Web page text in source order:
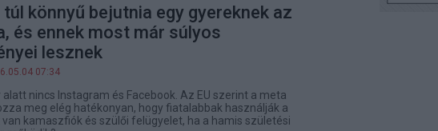
könnyű bejutnia egy gyereknek az
és ennek most már súlyos
lesznek
07:34
alatt nincs Instagram és Facebook. Az EU szerint a meta
meg elég hatékonyan, hogy fiatalabbak használják a
kamaszfiók és szülői felügyelet, ha a hamis születési